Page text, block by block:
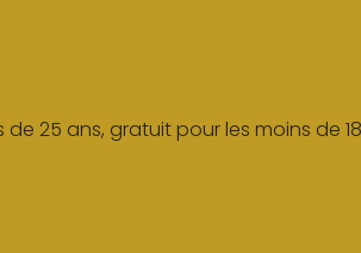
25 ans, gratuit pour les moins de 18